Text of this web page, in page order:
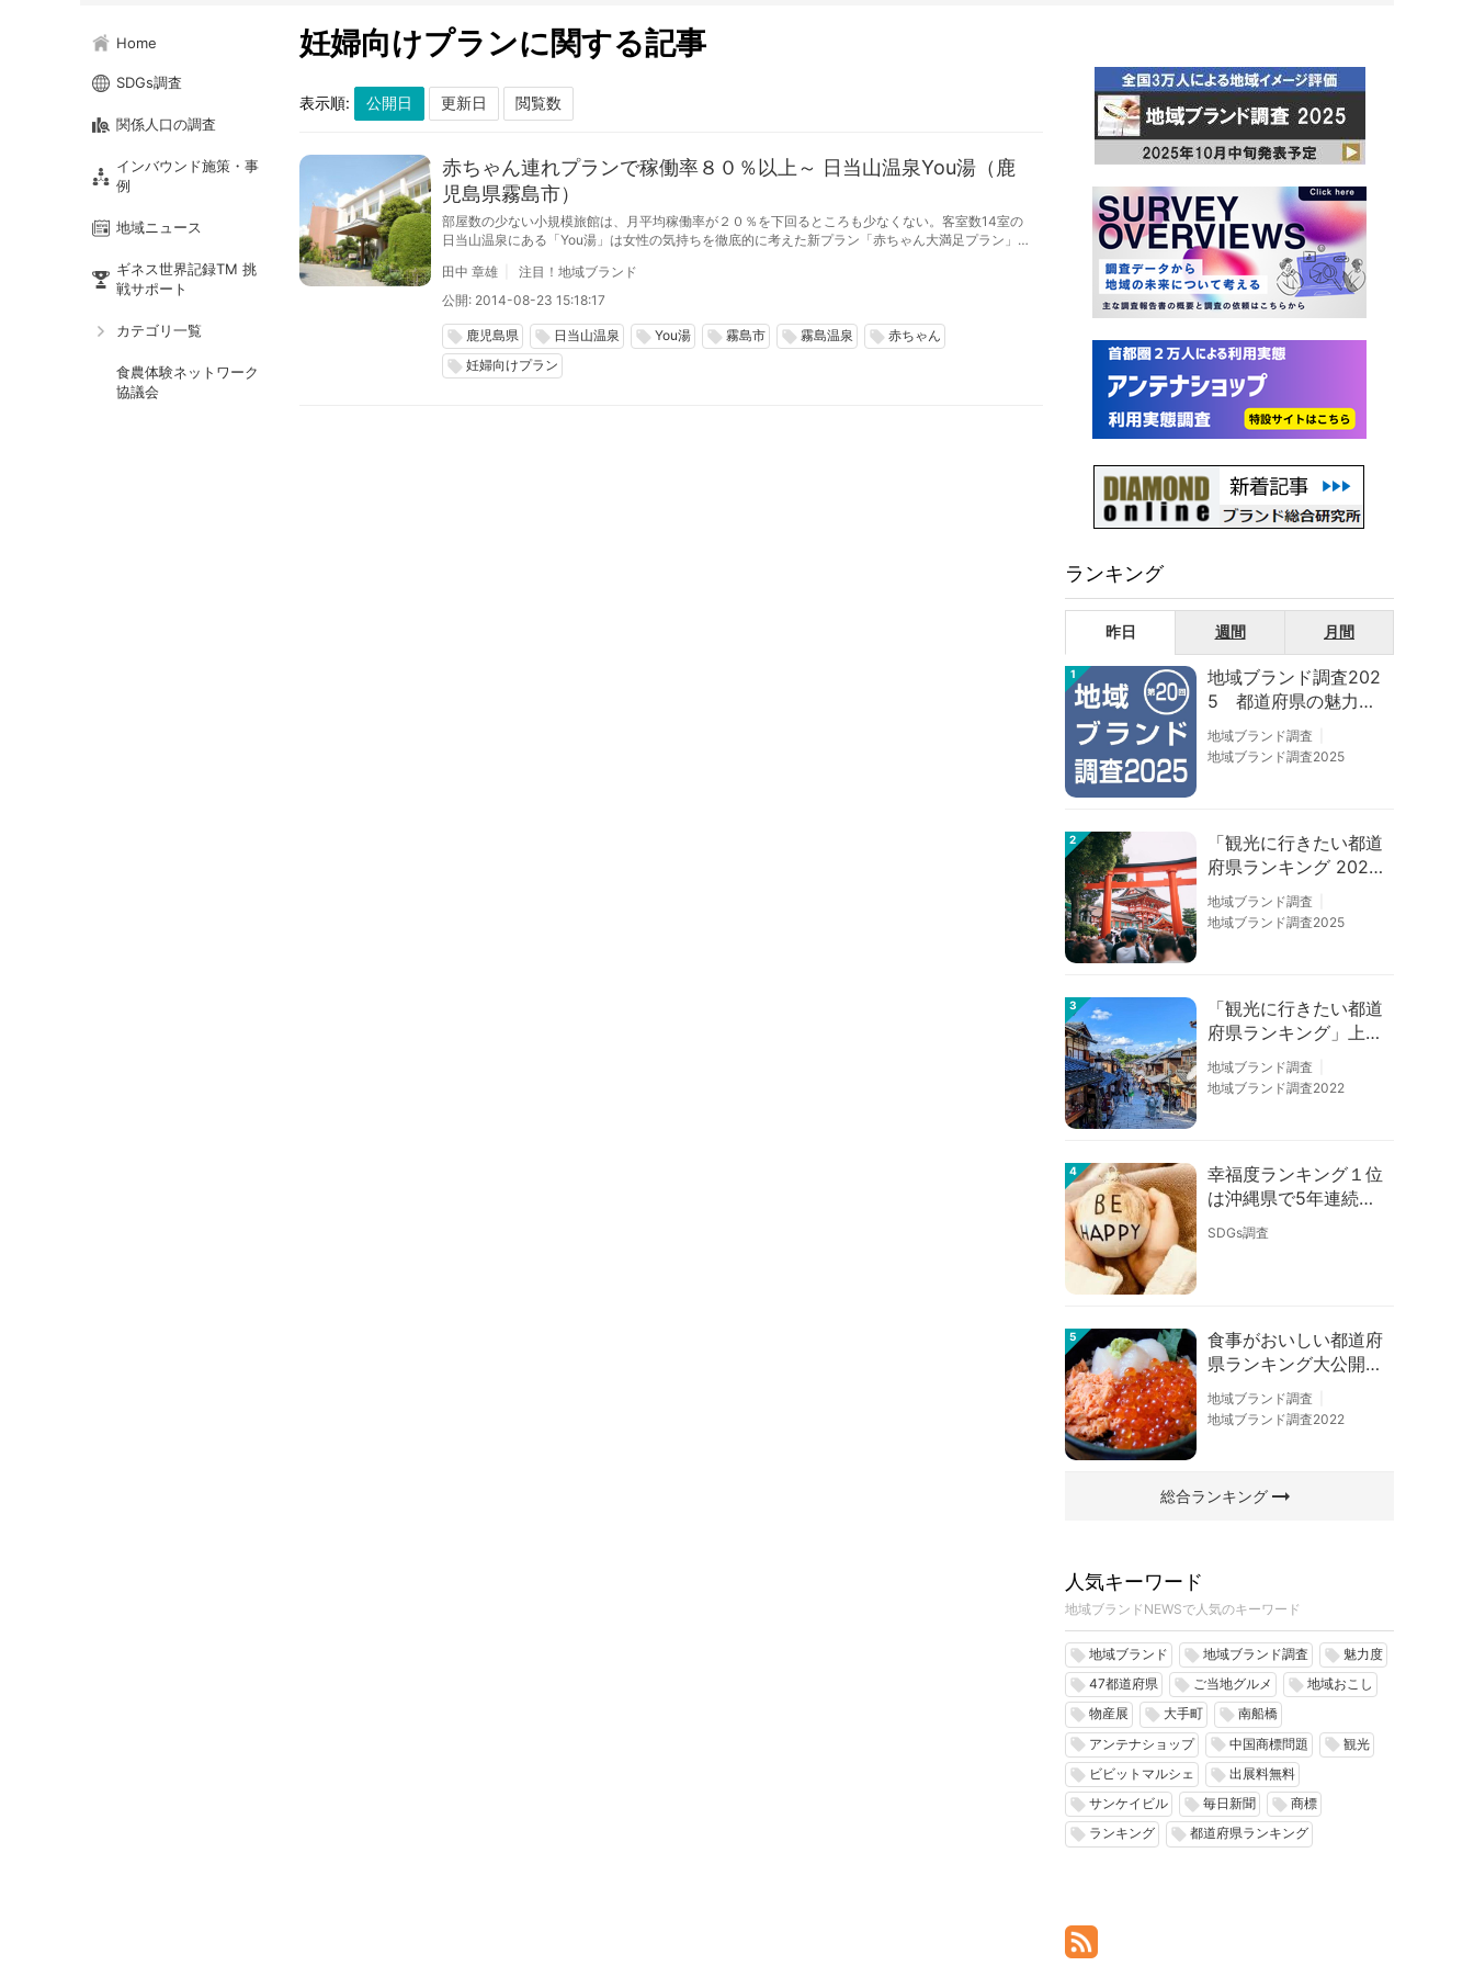
Home
SDGs調査
関係人口の調査
インバウンド施策・事
例
地域ニュース
ギネス世界記録TM 挑
戦サポート
カテゴリ一覧
食農体験ネットワーク
協議会
妊婦向けプランに関する記事
表示順:
赤ちゃん連れプランで稼働率８０％以上～ 日当山温泉You湯（鹿
児島県霧島市）
部屋数の少ない小規模旅館は、月平均稼働率が２０％を下回るところも少なくない。客室数14室の
日当山温泉にある「You湯」は女性の気持ちを徹底的に考えた新プラン「赤ちゃん大満足プラン」を
足度上位という人気
田中 章雄
注目！地域ブランド
公開: 2014-08-23 15:18:17
local_offer 鹿児島県 local_offer 日当山温泉 local_offer You湯 local_offer 霧島市 local_offer 霧島温泉 local_offer 赤ちゃん
local_offer 妊婦向けプラン
ランキング
昨日 週間 月間
1
地域ブランド調査202
5 都道府県の魅力度
等調査結果
地域ブランド調査
地域ブランド調査2025
2
「観光に行きたい都道
府県ランキング 202
6」京都は低下、神奈
川上昇
地域ブランド調査
地域ブランド調査2025
3
「観光に行きたい都道
府県ランキング」上位
の順位に変動あり
地域ブランド調査
地域ブランド調査2022
4
幸福度ランキング１位
は沖縄県で5年連続！
佐賀、愛知が順位上昇
【幸福度調査2026】
SDGs調査
5
食事がおいしい都道府
県ランキング大公開！
１位は北海道、３位は
大阪府、２位は〇〇
地域ブランド調査
地域ブランド調査2022
総合ランキングarrow_right_alt
人気キーワード
地域ブランドNEWSで人気のキーワード
local_offer 地域ブランド local_offer 地域ブランド調査 local_offer 魅力度
local_offer 47都道府県 local_offer ご当地グルメ local_offer 地域おこし
local_offer 物産展 local_offer 大手町 local_offer 南船橋
local_offer アンテナショップ local_offer 中国商標問題 local_offer 観光
local_offer ビビットマルシェ local_offer 出展料無料
local_offer サンケイビル local_offer 毎日新聞 local_offer 商標
local_offer ランキング local_offer 都道府県ランキング